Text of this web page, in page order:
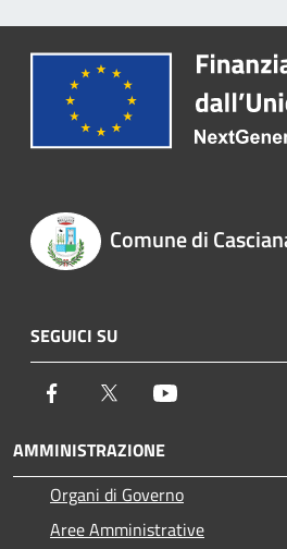
Comune di
SEGUICI SU
Facebook Twitter
AMMINISTRAZIONE
Organi di Governo
Aree Amministrative